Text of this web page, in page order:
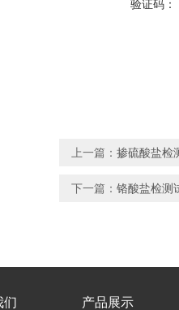
验证码：
上一篇： 掺硫酸盐检
下一篇： 铬酸盐检测
们 产品展示